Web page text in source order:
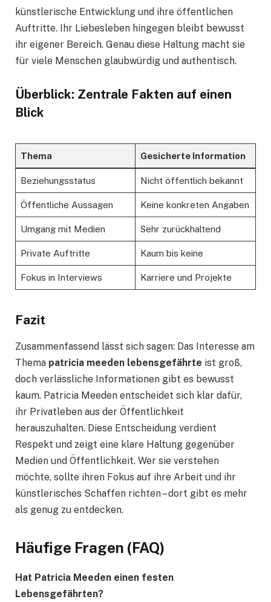
künstlerische Entwicklung und ihre öffentlichen
Auftritte. Ihr Liebesleben hingegen bleibt bewusst
ihr eigener Bereich. Genau diese Haltung macht sie
für viele Menschen glaubwürdig und authentisch.
Überblick: Zentrale Fakten auf einen
Blick
Thema Gesicherte Information
Beziehungsstatus Nicht öffentlich bekannt
Öffentliche Aussagen Keine konkreten Angaben
Umgang mit Medien Sehr zurückhaltend
Private Auftritte Kaum bis keine
Fokus in Interviews Karriere und Projekte
Fazit
Zusammenfassend lässt sich sagen: Das Interesse am
Thema patricia meeden lebensgefährte ist groß,
doch verlässliche Informationen gibt es bewusst
kaum. Patricia Meeden entscheidet sich klar dafür,
ihr Privatleben aus der Öffentlichkeit
herauszuhalten. Diese Entscheidung verdient
Respekt und zeigt eine klare Haltung gegenüber
Medien und Öffentlichkeit. Wer sie verstehen
möchte, sollte ihren Fokus auf ihre Arbeit und ihr
künstlerisches Schaffen richten – dort gibt es mehr
als genug zu entdecken.
Häufige Fragen (FAQ)
Hat Patricia Meeden einen festen
Lebensgefährten?